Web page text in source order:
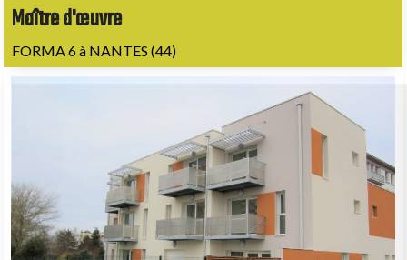
Maître d'œuvre
FORMA 6 à NANTES (44)